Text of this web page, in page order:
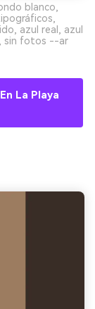
blanco,
azul real, azul
sin fotos --ar
La Playa